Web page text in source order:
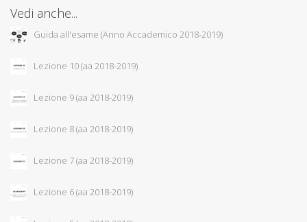
Vedi anche...
Guida all'esame (Anno Accademico 2018-2019)
Lezione 10 (aa 2018-2019)
Lezione 9 (aa 2018-2019)
Lezione 8 (aa 2018-2019)
Lezione 7 (aa 2018-2019)
Lezione 6 (aa 2018-2019)